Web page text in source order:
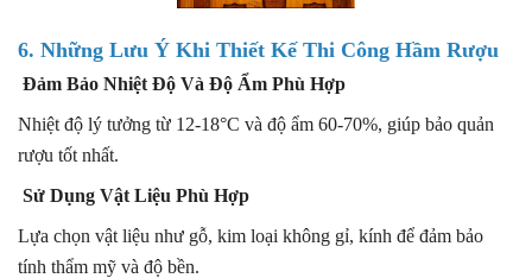
6. Những Lưu Ý Khi Thiết Kế Thi Công Hầm Rượu
Đảm Bảo Nhiệt Độ Và Độ Ẩm Phù Hợp
Nhiệt độ lý tưởng từ 12-18°C và độ ẩm 60-70%, giúp bảo quản
rượu tốt nhất.
Sử Dụng Vật Liệu Phù Hợp
Lựa chọn vật liệu như gỗ, kim loại không gỉ, kính để đảm bảo
tính thẩm mỹ và độ bền.